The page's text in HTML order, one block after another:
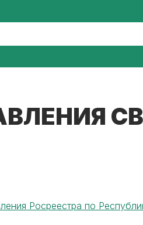
Росреестра по